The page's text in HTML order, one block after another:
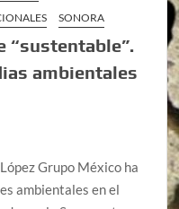
SONORA
“sustentable”.
ambientales
Grupo México ha
ambientales en el